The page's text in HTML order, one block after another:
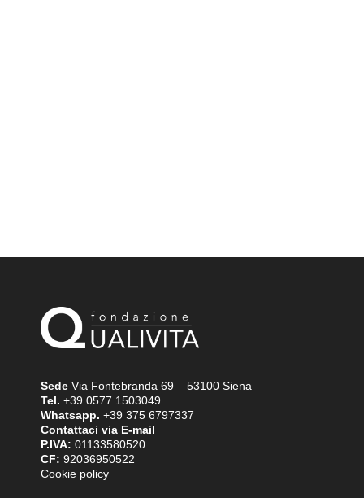
Sede Via Fontebranda 69 – 53100 Siena
Tel. +39 0577 1503049
Whatsapp. +39 375 6797337
Contattaci via E-mail
P.IVA: 01133580520
CF: 92036950522
Cookie policy